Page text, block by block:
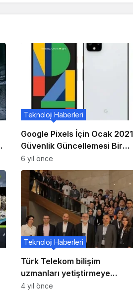
Google Pixels İçin Ocak 2021
Güvenlik Güncellemesi Bir
Dizi Düzeltme ve İyileştirme
Getiriyor
Teknoloji Haberleri
6 yıl önce
Türk Telekom bilişim
uzmanları yetiştirmeye
devam ediyor
Teknoloji Haberleri
4 yıl önce